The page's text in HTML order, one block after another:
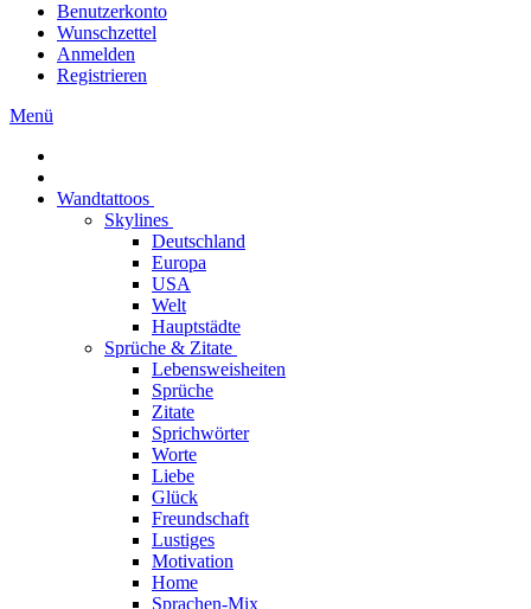
Benutzerkonto
Wunschzettel
Anmelden
Registrieren
Menü
Wandtattoos
Skylines
Deutschland
Europa
USA
Welt
Hauptstädte
Sprüche & Zitate
Lebensweisheiten
Sprüche
Zitate
Sprichwörter
Worte
Liebe
Glück
Freundschaft
Lustiges
Motivation
Home
Sprachen-Mix